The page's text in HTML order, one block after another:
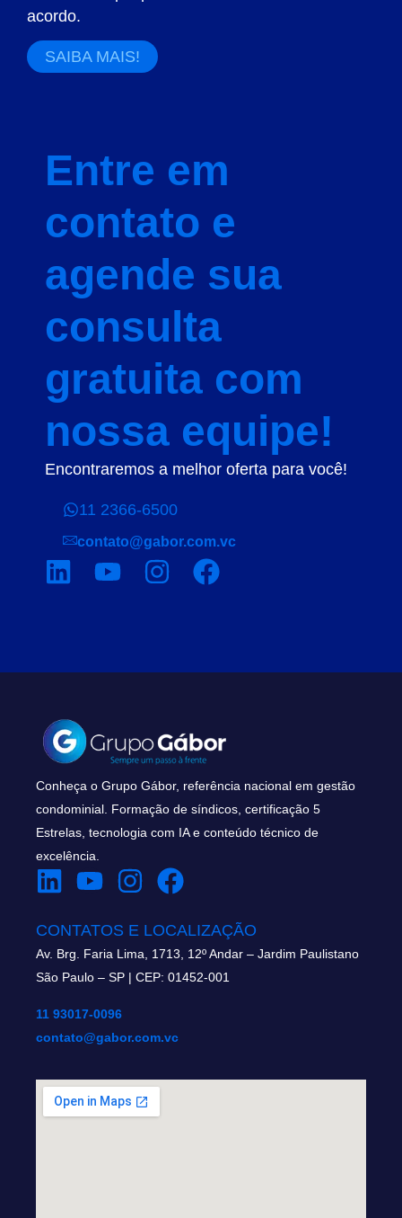
acordo.
SAIBA MAIS!
Entre em
contato e
agende sua
consulta
gratuita com
nossa equipe!
Encontraremos a melhor oferta para você!
11 2366-6500
contato@gabor.com.vc
Conheça o Grupo Gábor, referência nacional em gestão
condominial. Formação de síndicos, certificação 5
Estrelas, tecnologia com IA e conteúdo técnico de
excelência.
CONTATOS E LOCALIZAÇÃO
Av. Brg. Faria Lima, 1713, 12º Andar – Jardim Paulistano
São Paulo – SP | CEP: 01452-001
11 93017-0096
contato@gabor.com.vc